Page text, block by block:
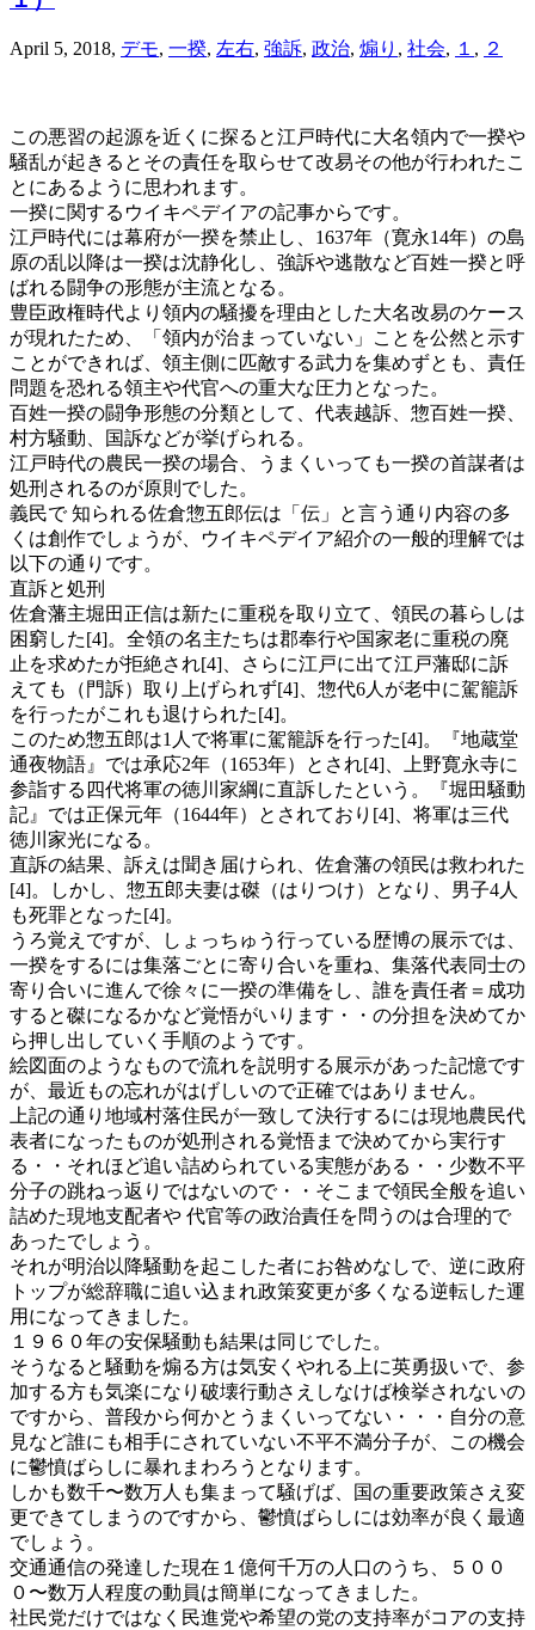
April 5, 2018, デモ, 一揆, 左右, 強訴, 政治, 煽り , 社会, １ , ２
この悪習の起源を近くに探ると江戸時代に大名領内で一揆や
騒乱が起きるとその責任を取らせて改易その他が行われたこ
とにあるように思われます。
一揆に関するウイキペデイアの記事からです。
江戸時代には幕府が一揆を禁止し、1637年（寛永14年）の島
原の乱以降は一揆は沈静化し、強訴や逃散など百姓一揆と呼
ばれる闘争の形態が主流となる。
豊臣政権時代より領内の騒擾を理由とした大名改易のケース
が現れたため、「領内が治まっていない」ことを公然と示す
ことができれば、領主側に匹敵する武力を集めずとも、責任
問題を恐れる領主や代官への重大な圧力となった。
百姓一揆の闘争形態の分類として、代表越訴、惣百姓一揆、
村方騒動、国訴などが挙げられる。
江戸時代の農民一揆の場合、うまくいっても一揆の首謀者は
処刑されるのが原則でした。
義民で 知られる佐倉惣五郎伝は「伝」と言う通り内容の多
くは創作でしょうが、ウイキペデイア紹介の一般的理解では
以下の通りです。
直訴と処刑
佐倉藩主堀田正信は新たに重税を取り立て、領民の暮らしは
困窮した[4]。全領の名主たちは郡奉行や国家老に重税の廃
止を求めたが拒絶され[4]、さらに江戸に出て江戸藩邸に訴
えても（門訴）取り上げられず[4]、惣代6人が老中に駕籠訴
を行ったがこれも退けられた[4]。
このため惣五郎は1人で将軍に駕籠訴を行った[4]。『地蔵堂
通夜物語』では承応2年（1653年）とされ[4]、上野寛永寺に
参詣する四代将軍の徳川家綱に直訴したという。『堀田騒動
記』では正保元年（1644年）とされており[4]、将軍は三代
徳川家光になる。
直訴の結果、訴えは聞き届けられ、佐倉藩の領民は救われた
[4]。しかし、惣五郎夫妻は磔（はりつけ）となり、男子4人
も死罪となった[4]。
うろ覚えですが、しょっちゅう行っている歴博の展示では、
一揆をするには集落ごとに寄り合いを重ね、集落代表同士の
寄り合いに進んで徐々に一揆の準備をし、誰を責任者＝成功
すると磔になるかなど覚悟がいります・・の分担を決めてか
ら押し出していく手順のようです。
絵図面のようなもので流れを説明する展示があった記憶です
が、最近もの忘れがはげしいので正確ではありません。
上記の通り地域村落住民が一致して決行するには現地農民代
表者になったものが処刑される覚悟まで決めてから実行す
る・・それほど追い詰められている実態がある・・少数不平
分子の跳ねっ返りではないので・・そこまで領民全般を追い
詰めた現地支配者や 代官等の政治責任を問うのは合理的で
あったでしょう。
それが明治以降騒動を起こした者にお咎めなしで、逆に政府
トップが総辞職に追い込まれ政策変更が多くなる逆転した運
用になってきました。
１９６０年の安保騒動も結果は同じでした。
そうなると騒動を煽る方は気安くやれる上に英勇扱いで、参
加する方も気楽になり破壊行動さえしなけば検挙されないの
ですから、普段から何かとうまくいってない・・・自分の意
見など誰にも相手にされていない不平不満分子が、この機会
に鬱憤ばらしに暴れまわろうとなります。
しかも数千〜数万人も集まって騒げば、国の重要政策さえ変
更できてしまうのですから、鬱憤ばらしには効率が良く最適
でしょう。
交通通信の発達した現在１億何千万の人口のうち、５００
０〜数万人程度の動員は簡単になってきました。
社民党だけではなく民進党や希望の党の支持率がコアの支持